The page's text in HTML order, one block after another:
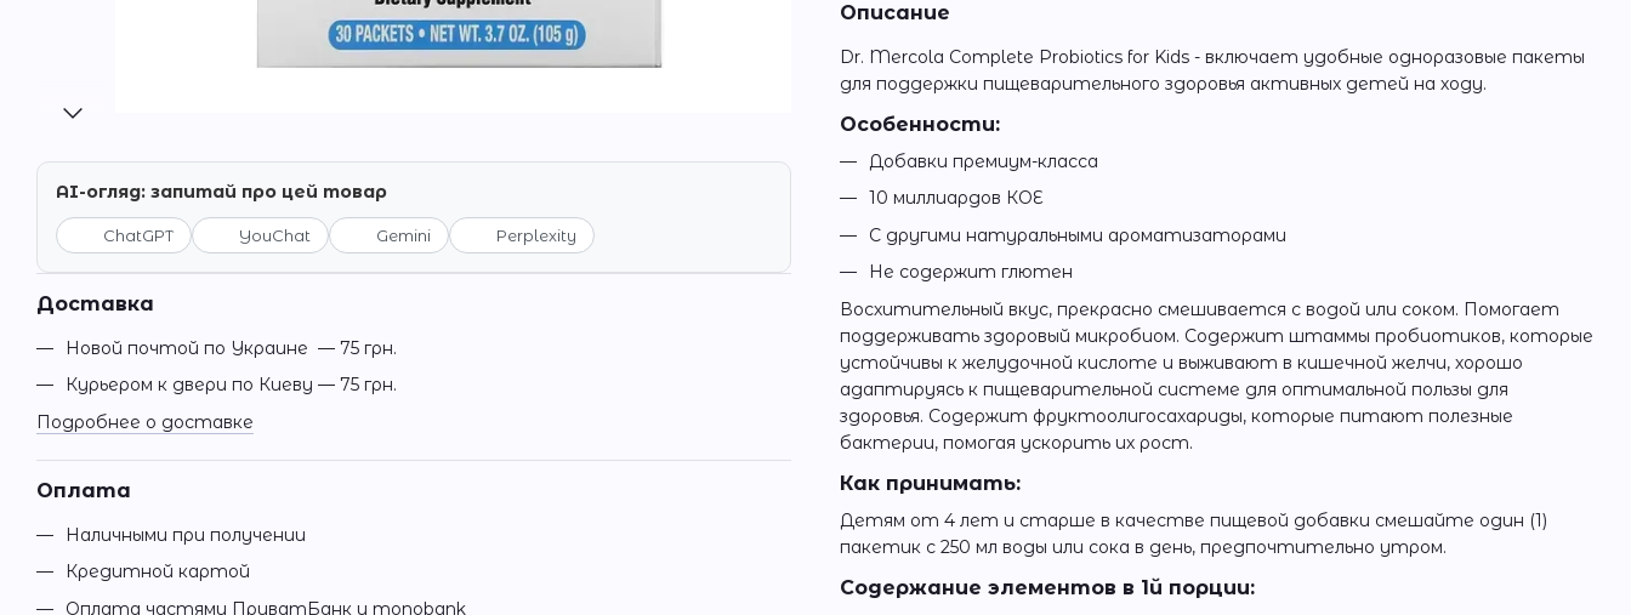
AI-огляд: запитай про цей товар
ChatGPT YouChat Gemini Perplexity
Доставка
Новой почтой по Украине — 75 грн.
Курьером к двери по Киеву — 75 грн.
Подробнее о доставке
Оплата
Наличными при получении
Кредитной картой
Оплата частями ПриватБанк и monobank
Описание
Dr. Mercola Complete Probiotics for Kids - включает удобные одноразовые пакеты
для поддержки пищеварительного здоровья активных детей на ходу.
Особенности:
Добавки премиум-класса
10 миллиардов КОЕ
С другими натуральными ароматизаторами
Не содержит глютен
Восхитительный вкус, прекрасно смешивается с водой или соком. Помогает
поддерживать здоровый микробиом. Содержит штаммы пробиотиков, которые
устойчивы к желудочной кислоте и выживают в кишечной желчи, хорошо
адаптируясь к пищеварительной системе для оптимальной пользы для
здоровья. Содержит фруктоолигосахариды, которые питают полезные
бактерии, помогая ускорить их рост.
Как принимать:
Детям от 4 лет и старше в качестве пищевой добавки смешайте один (1)
пакетик с 250 мл воды или сока в день, предпочтительно утром.
Содержание элементов в 1й порции: